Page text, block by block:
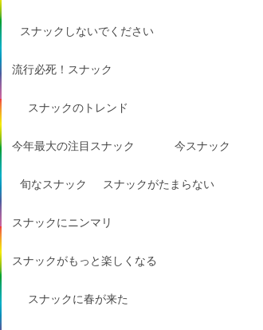
スナックしないでください
流行必死！スナック
スナックのトレンド
今年最大の注目スナック 今スナック
旬なスナック スナックがたまらない
スナックにニンマリ
スナックがもっと楽しくなる
スナックに春が来た